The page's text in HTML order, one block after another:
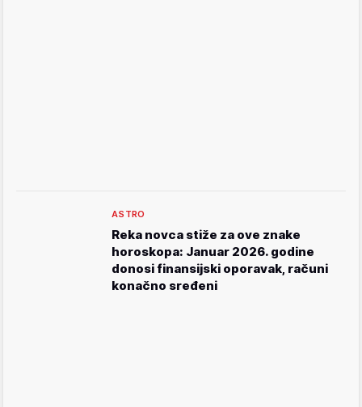
ASTRO
Reka novca stiže za ove znake
horoskopa: Januar 2026. godine
donosi finansijski oporavak, računi
konačno sređeni